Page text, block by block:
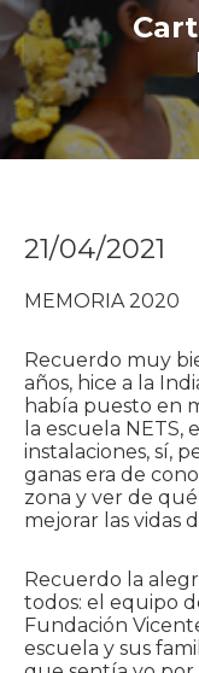
21/04/2021
MEMORIA 2020
Recuerdo muy
años, hice a la
había puesto en
la escuela
instalaciones, sí,
ganas era de
zona y ver de
mejorar las vidas
Recuerdo la
todos: el equipo
Fundación
escuela y sus